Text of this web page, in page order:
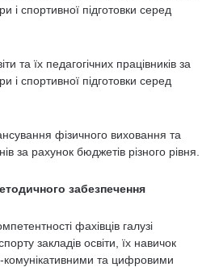
і спортивної підготовки серед
та їх педагогічних працівників за
і спортивної підготовки серед
фізичного виховання та
за рахунок бюджетів різного рівня.
забезпечення
фахівців галузі
закладів освіти, їх навичок
комунікативними та цифровими